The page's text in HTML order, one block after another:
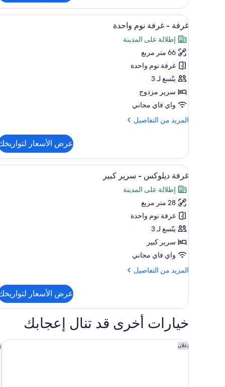
غرفة
عادية
-
سرير
ملكي
(Super
King)
استعراض
جميع
صور
غرفة
-
غرفة
نوم
واحدة
أغطية فراش متميزة ومكتب
9
غرفة - غرفة نوم واحدة
إطلالة على المدينة
66 متر مربع
غرفة نوم واحدة
يتّسع لـ 3
سرير مزدوج
واي فاي مجاني
المزيد من التفاصيل
المزيد
غرفة
غرفة
نوم
واحدة
عرض الأسعار
استعراض
جميع
صور
غرفة
ديلوكس
-
سرير
كبير
أغطية فراش متميزة ومكتب
6
غرفة ديلوكس - سرير كبير
إطلالة على المدينة
28 متر مربع
غرفة نوم واحدة
يتّسع لـ 3
سرير كبير
واي فاي مجاني
المزيد من التفاصيل
المزيد
غرفة
ديلوكس
-
سرير
كبير
عرض الأسعار
خيارات أخرى قد تنال إعجابك
إعلان
فندق فيرست جراند